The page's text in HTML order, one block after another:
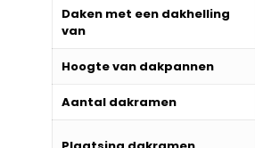
Daken met een dakhelling
van
Hoogte van dakpannen
Aantal dakramen